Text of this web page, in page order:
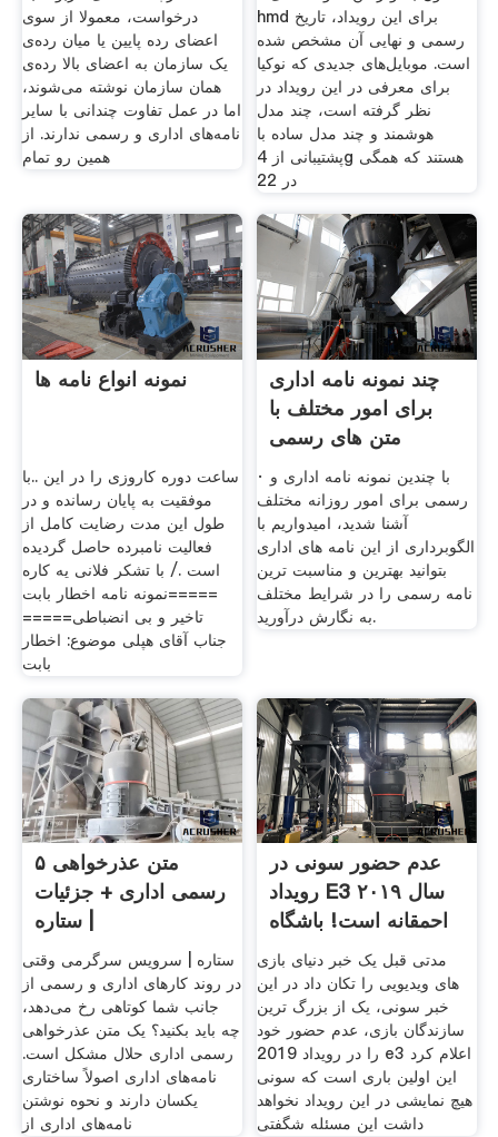
درخواست، معمولا از سوی
اعضای رده پایین یا میان رده‌ی
یک سازمان به اعضای بالا رده‌ی
همان سازمان نوشته می‌شوند،
اما در عمل تفاوت چندانی با سایر
نامه‌های اداری و رسمی ندارند. از
همین رو تمام
hmd برای این رویداد، تاریخ
رسمی و نهایی آن مشخص شده
است. موبایل‌های جدیدی که نوکیا
برای معرفی در این رویداد در
نظر گرفته است، چند مدل
هوشمند و چند مدل ساده با
پشتیبانی از 4g هستند که همگی
در 22
نمونه انواع نامه ها
ساعت دوره کاروزی را در این ..با
موفقیت به پایان رسانده و در
طول این مدت رضایت کامل از
فعالیت نامبرده حاصل گردیده
است ./ با تشکر فلانی یه کاره
=====نمونه نامه اخطار بابت
تاخیر و بی انضباطی=====
جناب آقای هپلی موضوع: اخطار
بابت
چند نمونه نامه اداری
برای امور مختلف با
متن های رسمی
· با چندین نمونه نامه اداری و
رسمی برای امور روزانه مختلف
آشنا شدید، امیدواریم با
الگوبرداری از این نامه های اداری
بتوانید بهترین و مناسبت ترین
نامه رسمی را در شرایط مختلف
به نگارش درآورید.
۵ متن عذرخواهی
رسمی اداری + جزئیات
| ستاره
ستاره | سرویس سرگرمی وقتی
در روند کارهای اداری و رسمی از
جانب شما کوتاهی رخ می‌دهد،
چه باید بکنید؟ یک متن عذرخواهی
رسمی اداری حلال مشکل است.
نامه‌های اداری اصولاً ساختاری
یکسان دارند و نحوه نوشتن
نامه‌های اداری از
عدم حضور سونی در
رویداد E3 سال ۲۰۱۹
احمقانه است! باشگاه
مدتی قبل یک خبر دنیای بازی
های ویدیویی را تکان داد در این
خبر سونی، یک از بزرگ ترین
سازندگان بازی، عدم حضور خود
را در رویداد 2019 e3 اعلام کرد
این اولین باری است که سونی
هیچ نمایشی در این رویداد نخواهد
داشت این مسئله شگفتی